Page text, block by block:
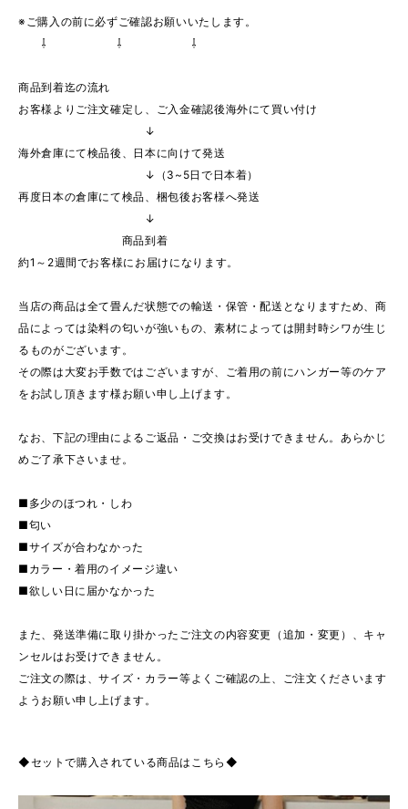
※ご購入の前に必ずご確認お願いいたします。
⇩ ⇩ ⇩
商品到着迄の流れ
お客様よりご注文確定し、ご入金確認後海外にて買い付け
↓
海外倉庫にて検品後、日本に向けて発送
↓（3~5日で日本着）
再度日本の倉庫にて検品、梱包後お客様へ発送
↓
商品到着
約1～2週間でお客様にお届けになります。
当店の商品は全て畳んだ状態での輸送・保管・配送となりますため、商
品によっては染料の匂いが強いもの、素材によっては開封時シワが生じ
るものがございます。
その際は大変お手数ではございますが、ご着用の前にハンガー等のケア
をお試し頂きます様お願い申し上げます。
なお、下記の理由によるご返品・ご交換はお受けできません。あらかじ
めご了承下さいませ。
■多少のほつれ・しわ
■匂い
■サイズが合わなかった
■カラー・着用のイメージ違い
■欲しい日に届かなかった
また、発送準備に取り掛かったご注文の内容変更（追加・変更）、キャ
ンセルはお受けできません。
ご注文の際は、サイズ・カラー等よくご確認の上、ご注文くださいます
ようお願い申し上げます。
◆セットで購入されている商品はこちら◆